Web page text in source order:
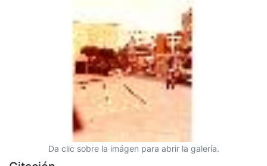
Da clic sobre la imágen para abrir la galería.